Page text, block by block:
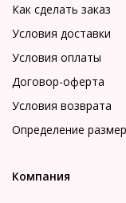
Как сделать заказ
Условия доставки
Условия оплаты
Договор-оферта
Условия возврата
Определение
Компания